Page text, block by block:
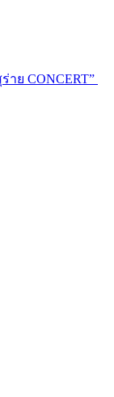
าย CONCERT”